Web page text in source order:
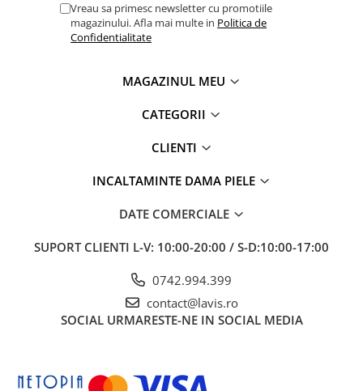
Vreau sa primesc newsletter cu promotiile
magazinului. Afla mai multe in Politica de
Confidentialitate
MAGAZINUL MEU
CATEGORII
CLIENTI
INCALTAMINTE DAMA PIELE
DATE COMERCIALE
SUPORT CLIENTI L-V: 10:00-20:00 / S-D:10:00-17:00
0742.994.399
contact@lavis.ro
SOCIAL URMARESTE-NE IN SOCIAL MEDIA